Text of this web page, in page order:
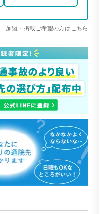
加盟・掲載ご希望の方はこちら